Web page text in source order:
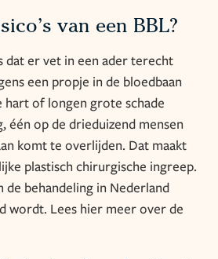
van een BBL?
er vet in een ader terecht
een propje in de bloedbaan
hart of longen grote schade
één op de drieduizend mensen
komt te overlijden. Dat maakt
plastisch chirurgische ingreep.
de behandeling in Nederland
wordt. Lees hier meer over de